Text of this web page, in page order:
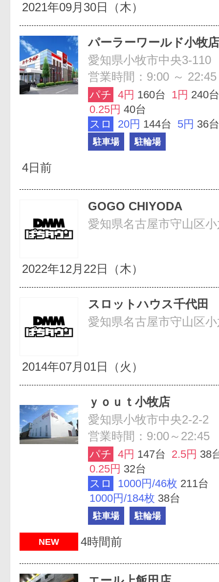
2021年09月30日（木）
パーラーワールド小牧店
愛知県小牧市中央3-110
営業時間：9:00 ～ 22:45
パチ 4円 160台 1円 240台
0.25円 40台
スロ
20円 144台 5円 36台
駐車場 駐輪場
4日前
GOGO CHIYODA
愛知県名古屋市守山区
2022年12月22日（木）
スロットハウス千代田
愛知県名古屋市守山区
2014年07月01日（火）
ｙｏｕｔ小牧店
愛知県小牧市中央2-2-2
営業時間：9:00～22:45
パチ 4円 147台 2.5円 38
0.25円 32台
スロ
1000円/46枚 211台
1000円/184枚 38台
駐車場 駐輪場
NEW 4時間前